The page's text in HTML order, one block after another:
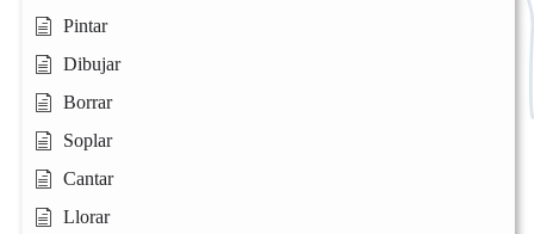
Pintar
Dibujar
Borrar
Soplar
Cantar
Llorar